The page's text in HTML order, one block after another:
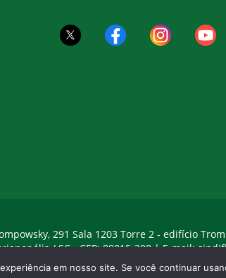
291 Sala 1203 Torre 2 - edifício
/ SC - CEP: 88015-300 |E-mail:
em nosso site. Se você continuar